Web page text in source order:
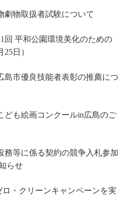
劇物取扱者試験について
回 平和公園環境美化のための
日）
島市優良技能者表彰の推薦につ
ども絵画コンクールin広島のご
務等に係る契約の競争入札参加
らせ
ロ・クリーンキャンペーンを実